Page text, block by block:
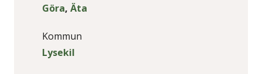
Göra, Äta
Kommun
Lysekil